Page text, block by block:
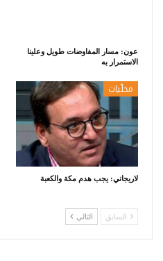
عون: مسار المفاوضات طويل وعلينا
الاستمرار به
محلّيات
لاريجاني: يجب هدم مكة والكعبة
السابق التالي